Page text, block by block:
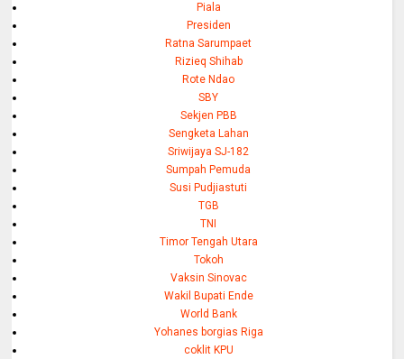
Piala
Presiden
Ratna Sarumpaet
Rizieq Shihab
Rote Ndao
SBY
Sekjen PBB
Sengketa Lahan
Sriwijaya SJ-182
Sumpah Pemuda
Susi Pudjiastuti
TGB
TNI
Timor Tengah Utara
Tokoh
Vaksin Sinovac
Wakil Bupati Ende
World Bank
Yohanes borgias Riga
coklit KPU